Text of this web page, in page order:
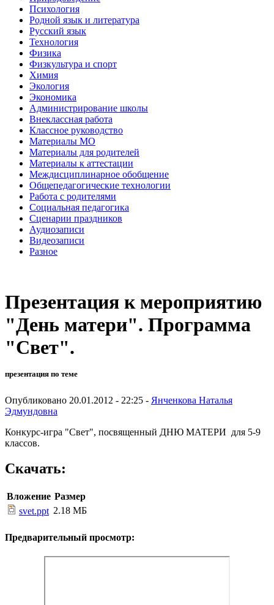
Психология
Родной язык и литература
Русский язык
Технология
Физика
Физкультура и спорт
Химия
Экология
Экономика
Администрирование школы
Внеклассная работа
Классное руководство
Материалы МО
Материалы для родителей
Материалы к аттестации
Междисциплинарное обобщение
Общепедагогические технологии
Работа с родителями
Социальная педагогика
Сценарии праздников
Аудиозаписи
Видеозаписи
Разное
Презентация к мероприятию
"День матери". Программа
"Свет".
презентация по теме
Опубликовано 20.01.2012 - 22:25 - Янченкова Наталья
Эдмундовна
Конкурс-игра "Свет", посвященный ДНЮ МАТЕРИ для 5-9
классов.
Скачать:
Вложение Размер
svet.ppt 2.18 МБ
Предварительный просмотр: